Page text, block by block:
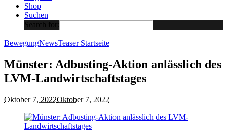
Shop
Suchen
Search for:
BewegungNewsTeaser Startseite
Münster: Adbusting-Aktion anlässlich des
LVM-Landwirtschaftstages
Oktober 7, 2022Oktober 7, 2022